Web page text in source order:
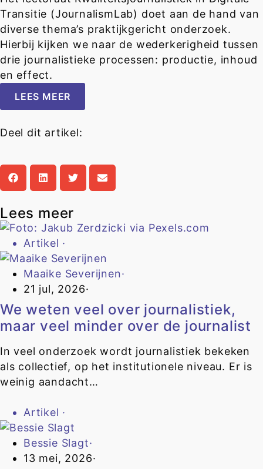
Transitie (JournalismLab) doet aan de hand van
diverse thema’s praktijkgericht onderzoek.
Hierbij kijken we naar de wederkerigheid tussen
drie journalistieke processen: productie, inhoud
en effect.
LEES MEER
Deel dit artikel:
Lees meer
Artikel ·
Maaike Severijnen·
21 jul, 2026·
We weten veel over journalistiek,
maar veel minder over de journalist
In veel onderzoek wordt journalistiek bekeken
als collectief, op het institutionele niveau. Er is
weinig aandacht…
Artikel ·
Bessie Slagt·
13 mei, 2026·